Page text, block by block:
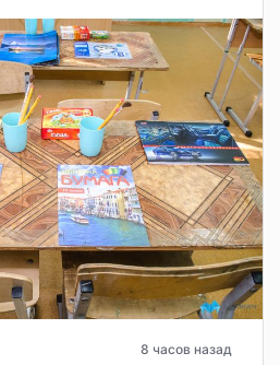
8 часов назад